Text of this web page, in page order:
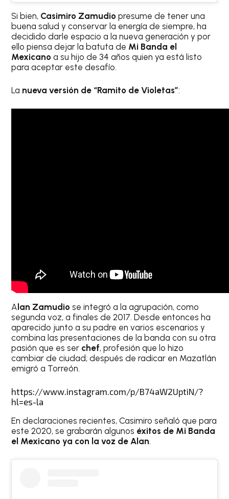
Si bien, Casimiro Zamudio presume de tener una
buena salud y conservar la energía de siempre, ha
decidido darle espacio a la nueva generación y por
ello piensa dejar la batuta de Mi Banda el
Mexicano a su hijo de 34 años quien ya está listo
para aceptar este desafío.
La nueva versión de “Ramito de Violetas”:
Alan Zamudio se integró a la agrupación, como
segunda voz, a finales de 2017. Desde entonces ha
aparecido junto a su padre en varios escenarios y
combina las presentaciones de la banda con su otra
pasión que es ser chef, profesión que lo hizo
cambiar de ciudad; después de radicar en Mazatlán
emigró a Torreón.
https://www.instagram.com/p/B74aW2UptiN/?
hl=es-la
En declaraciones recientes, Casimiro señaló que para
este 2020, se grabarán algunos éxitos de Mi Banda
el Mexicano ya con la voz de Alan.